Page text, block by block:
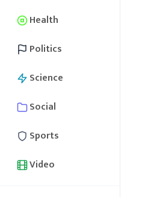
Health
Politics
Science
Social
Sports
Video